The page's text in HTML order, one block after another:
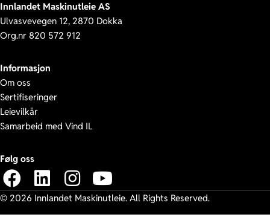
Innlandet Maskinutleie AS
Ulvasvevegen 12, 2870 Dokka
Org.nr 820 572 912
Informasjon
Om oss
Sertifiseringer
Leievilkår
Samarbeid med Vind IL
Følg oss
© 2026 Innlandet Maskinutleie. All Rights Reserved.